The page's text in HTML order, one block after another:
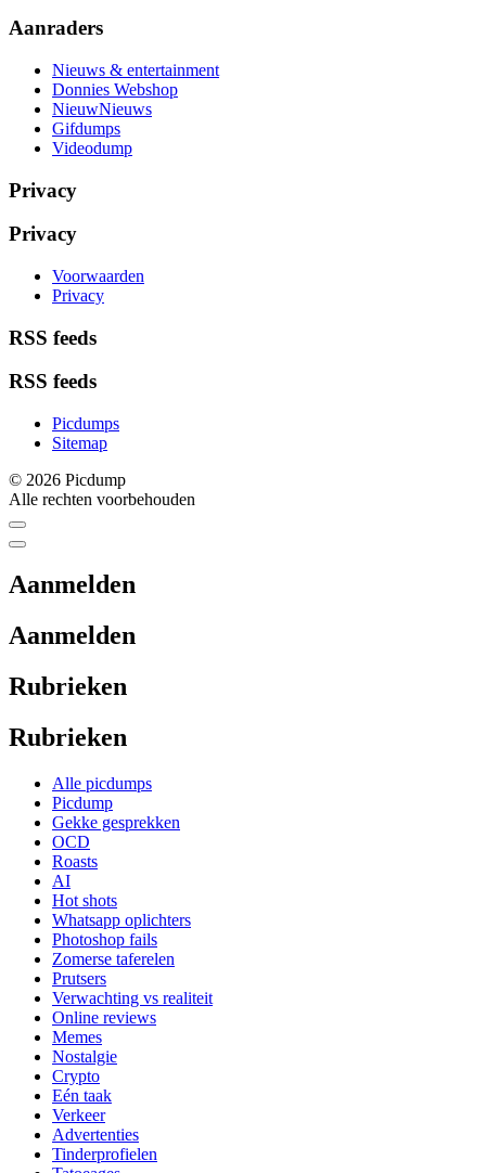
Aanraders
Nieuws & entertainment
Donnies Webshop
NieuwNieuws
Gifdumps
Videodump
Privacy
Privacy
Voorwaarden
Privacy
RSS feeds
RSS feeds
Picdumps
Sitemap
© 2026 Picdump
Alle rechten voorbehouden
Aanmelden
Aanmelden
Rubrieken
Rubrieken
Alle picdumps
Picdump
Gekke gesprekken
OCD
Roasts
AI
Hot shots
Whatsapp oplichters
Photoshop fails
Zomerse taferelen
Prutsers
Verwachting vs realiteit
Online reviews
Memes
Nostalgie
Crypto
Eén taak
Verkeer
Advertenties
Tinderprofielen